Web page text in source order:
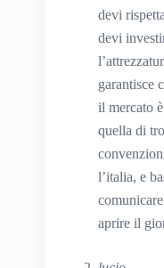
devi
devi
garantisce
il mercato
quella di
l’italia, e
aprire il